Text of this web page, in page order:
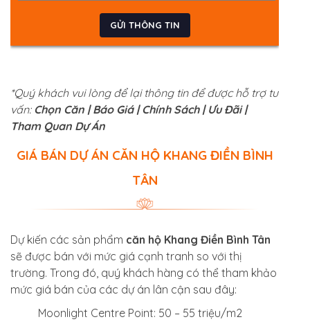
*Quý khách vui lòng để lại thông tin để được hỗ trợ tư
vấn: Chọn Căn | Báo Giá | Chính Sách | Ưu Đãi |
Tham Quan Dự Án
GIÁ BÁN DỰ ÁN CĂN HỘ KHANG ĐIỀN BÌNH
TÂN
Dự kiến các sản phẩm căn hộ Khang Điền Bình Tân
sẽ được bán với mức giá cạnh tranh so với thị
trường. Trong đó, quý khách hàng có thể tham khảo
mức giá bán của các dự án lân cận sau đây:
Moonlight Centre Point: 50 – 55 triệu/m2